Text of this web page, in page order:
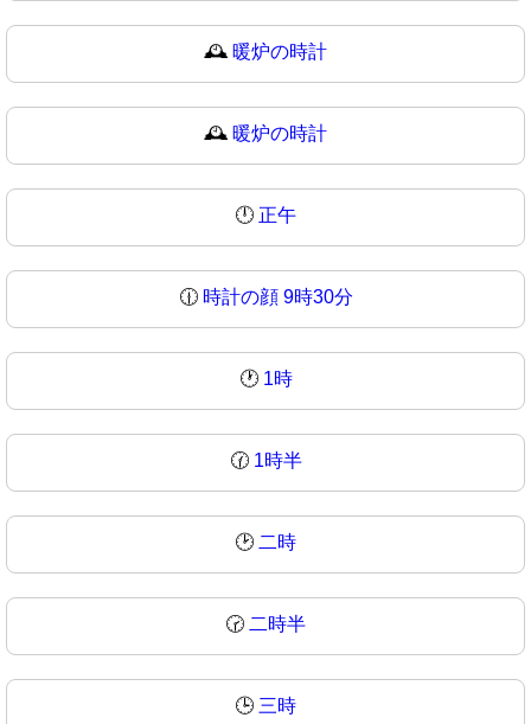
🕰️ 暖炉の時計
🕰 暖炉の時計
🕛 正午
🕧 時計の顔 9時30分
🕐 1時
🕜 1時半
🕑 二時
🕝 二時半
🕒 三時